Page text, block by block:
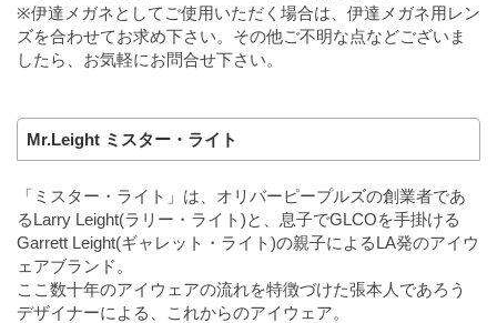
※伊達メガネとしてご使用いただく場合は、伊達メガネ用レン
ズを合わせてお求め下さい。その他ご不明な点などございま
したら、お気軽にお問合せ下さい。
Mr.Leight ミスター・ライト
「ミスター・ライト」は、オリバーピープルズの創業者であ
るLarry Leight(ラリー・ライト)と、息子でGLCOを手掛ける
Garrett Leight(ギャレット・ライト)の親子によるLA発のアイウ
ェアブランド。
ここ数十年のアイウェアの流れを特徴づけた張本人であろう
デザイナーによる、これからのアイウェア。